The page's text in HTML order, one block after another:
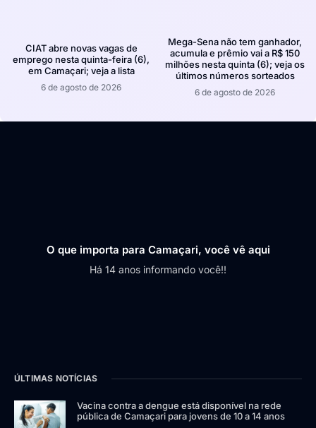
CIAT abre novas vagas de
emprego nesta quinta-feira (6),
em Camaçari; veja a lista
6 de agosto de 2026
Mega-Sena não tem ganhador,
acumula e prêmio vai a R$ 150
milhões nesta quinta (6); veja os
últimos números sorteados
6 de agosto de 2026
O que importa para Camaçari, você vê aqui
Há 14 anos informando você!!
ÚLTIMAS NOTÍCIAS
Vacina contra a dengue está disponível na rede
pública de Camaçari para jovens de 10 a 14 anos